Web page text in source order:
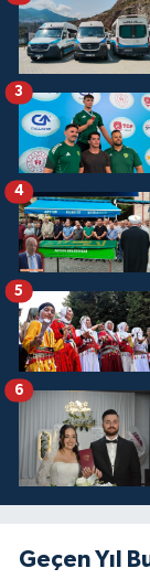
3
4
5
6
Geçen Yıl